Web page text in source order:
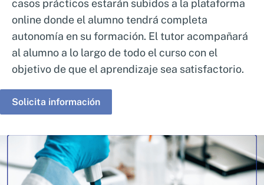
casos prácticos estarán subidos a la plataforma
online donde el alumno tendrá completa
autonomía en su formación. El tutor acompañará
al alumno a lo largo de todo el curso con el
objetivo de que el aprendizaje sea satisfactorio.
Solicita información